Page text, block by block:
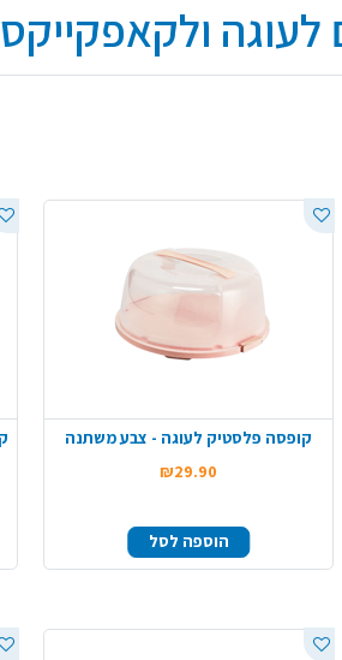
ולקאפקייקס
קופסה פלסטיק לעוגה - צבע משתנה
₪29.90
הוספה לסל